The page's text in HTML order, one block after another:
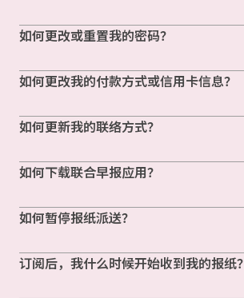
如何更改或重置我的密码？
如何更改我的付款方式或信用卡信息？
如何更新我的联络方式？
如何下载联合早报应用？
如何暂停报纸派送？
订阅后，我什么时候开始收到我的报纸？